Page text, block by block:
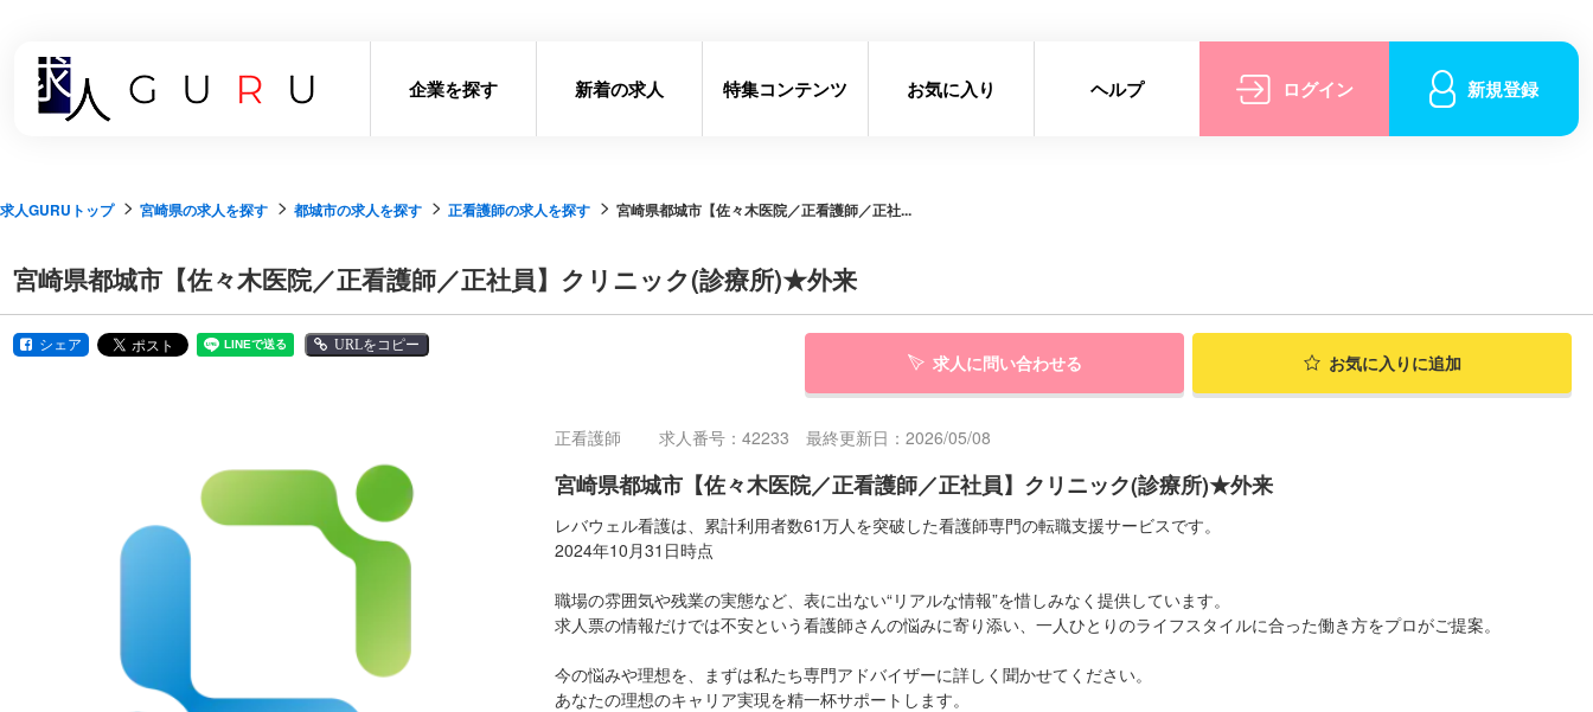
企業を探す 新着の求人 特集コンテンツ お気に入り ヘルプ ログイン 新規登録
求人GURUトップ 宮崎県の求人を探す 都城市の求人を探す 正看護師の求人を探す 宮崎県都城市【佐々木医院／正看護師／正社...
宮崎県都城市【佐々木医院／正看護師／正社員】クリニック(診療所)★外来
シェア URLをコピー
求人に問い合わせる お気に入りに追加
正看護師 求人番号：42233 最終更新日：2026/05/08
宮崎県都城市【佐々木医院／正看護師／正社員】クリニック(診療所)★外来
レバウェル看護は、累計利用者数61万人を突破した看護師専門の転職支援サービスです。
2024年10月31日時点
職場の雰囲気や残業の実態など、表に出ない“リアルな情報”を惜しみなく提供しています。
求人票の情報だけでは不安という看護師さんの悩みに寄り添い、一人ひとりのライフスタイルに合った働き方をプロがご提案。
今の悩みや理想を、まずは私たち専門アドバイザーに詳しく聞かせてください。
あなたの理想のキャリア実現を精一杯サポートします。